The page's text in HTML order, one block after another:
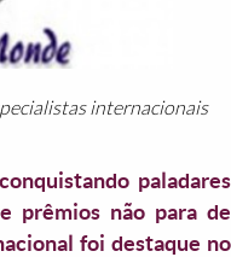
internacionais
paladares
prêmios não para de
foi destaque no